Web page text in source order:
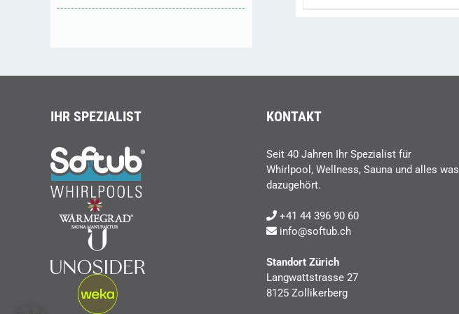
IHR SPEZIALIST KONTAKT
Seit 40 Jahren Ihr Spezialist für
Whirlpool, Wellness, Sauna und alles was
dazugehört.
+41 44 396 90 60
info@softub.ch
Standort Zürich
Langwattstrasse 27
8125 Zollikerberg